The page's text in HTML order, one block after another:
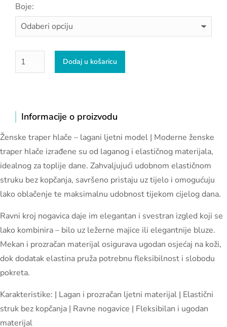
Boje:
Dodaj u košaricu
Informacije o proizvodu
Ženske traper hlače – lagani ljetni model | Moderne ženske
traper hlače izrađene su od laganog i elastičnog materijala,
idealnog za toplije dane. Zahvaljujući udobnom elastičnom
struku bez kopčanja, savršeno pristaju uz tijelo i omogućuju
lako oblačenje te maksimalnu udobnost tijekom cijelog dana.
Ravni kroj nogavica daje im elegantan i svestran izgled koji se
lako kombinira – bilo uz ležerne majice ili elegantnije bluze.
Mekan i prozračan materijal osigurava ugodan osjećaj na koži,
dok dodatak elastina pruža potrebnu fleksibilnost i slobodu
pokreta.
Karakteristike: | Lagan i prozračan ljetni materijal | Elastični
struk bez kopčanja | Ravne nogavice | Fleksibilan i ugodan
materijal